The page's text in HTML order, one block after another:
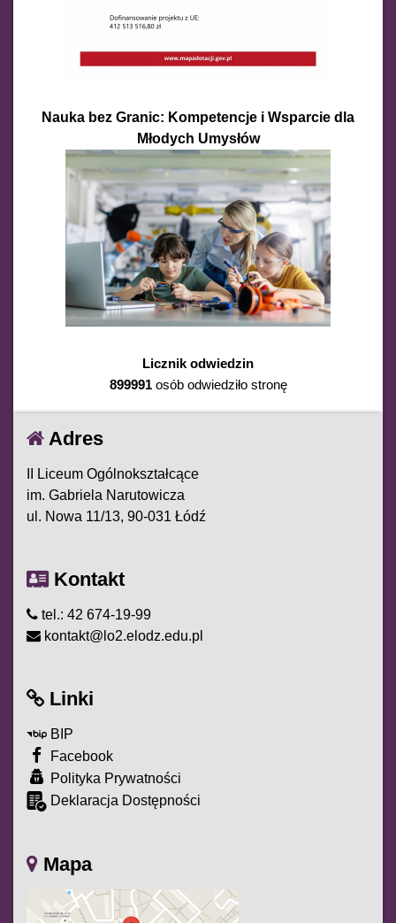
Nauka bez Granic: Kompetencje i Wsparcie dla
Młodych Umysłów
Licznik odwiedzin
899991osób odwiedziło stronę
Adres
II Liceum Ogólnokształcące
im. Gabriela Narutowicza
ul. Nowa 11/13, 90-031 Łódź
Kontakt
tel.: 42 674-19-99
kontakt@lo2.elodz.edu.pl
Linki
BIP
Facebook
Polityka Prywatności
Deklaracja Dostępności
Mapa